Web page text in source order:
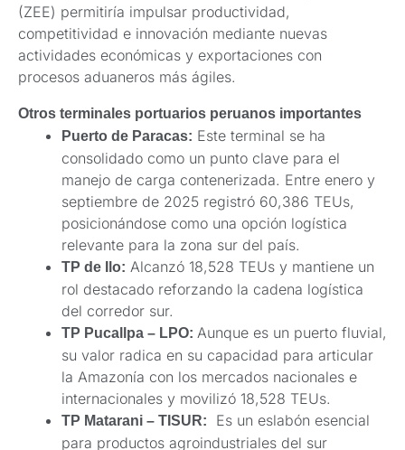
(ZEE) permitiría impulsar productividad,
competitividad e innovación mediante nuevas
actividades económicas y exportaciones con
procesos aduaneros más ágiles.
Otros terminales portuarios peruanos importantes
Puerto de Paracas: Este terminal se ha
consolidado como un punto clave para el
manejo de carga contenerizada. Entre enero y
septiembre de 2025 registró 60,386 TEUs,
posicionándose como una opción logística
relevante para la zona sur del país.
TP de Ilo: Alcanzó 18,528 TEUs y mantiene un
rol destacado reforzando la cadena logística
del corredor sur.
TP Pucallpa – LPO: Aunque es un puerto fluvial,
su valor radica en su capacidad para articular
la Amazonía con los mercados nacionales e
internacionales y movilizó 18,528 TEUs.
TP Matarani – TISUR:
Es un eslabón esencial
para productos agroindustriales del sur